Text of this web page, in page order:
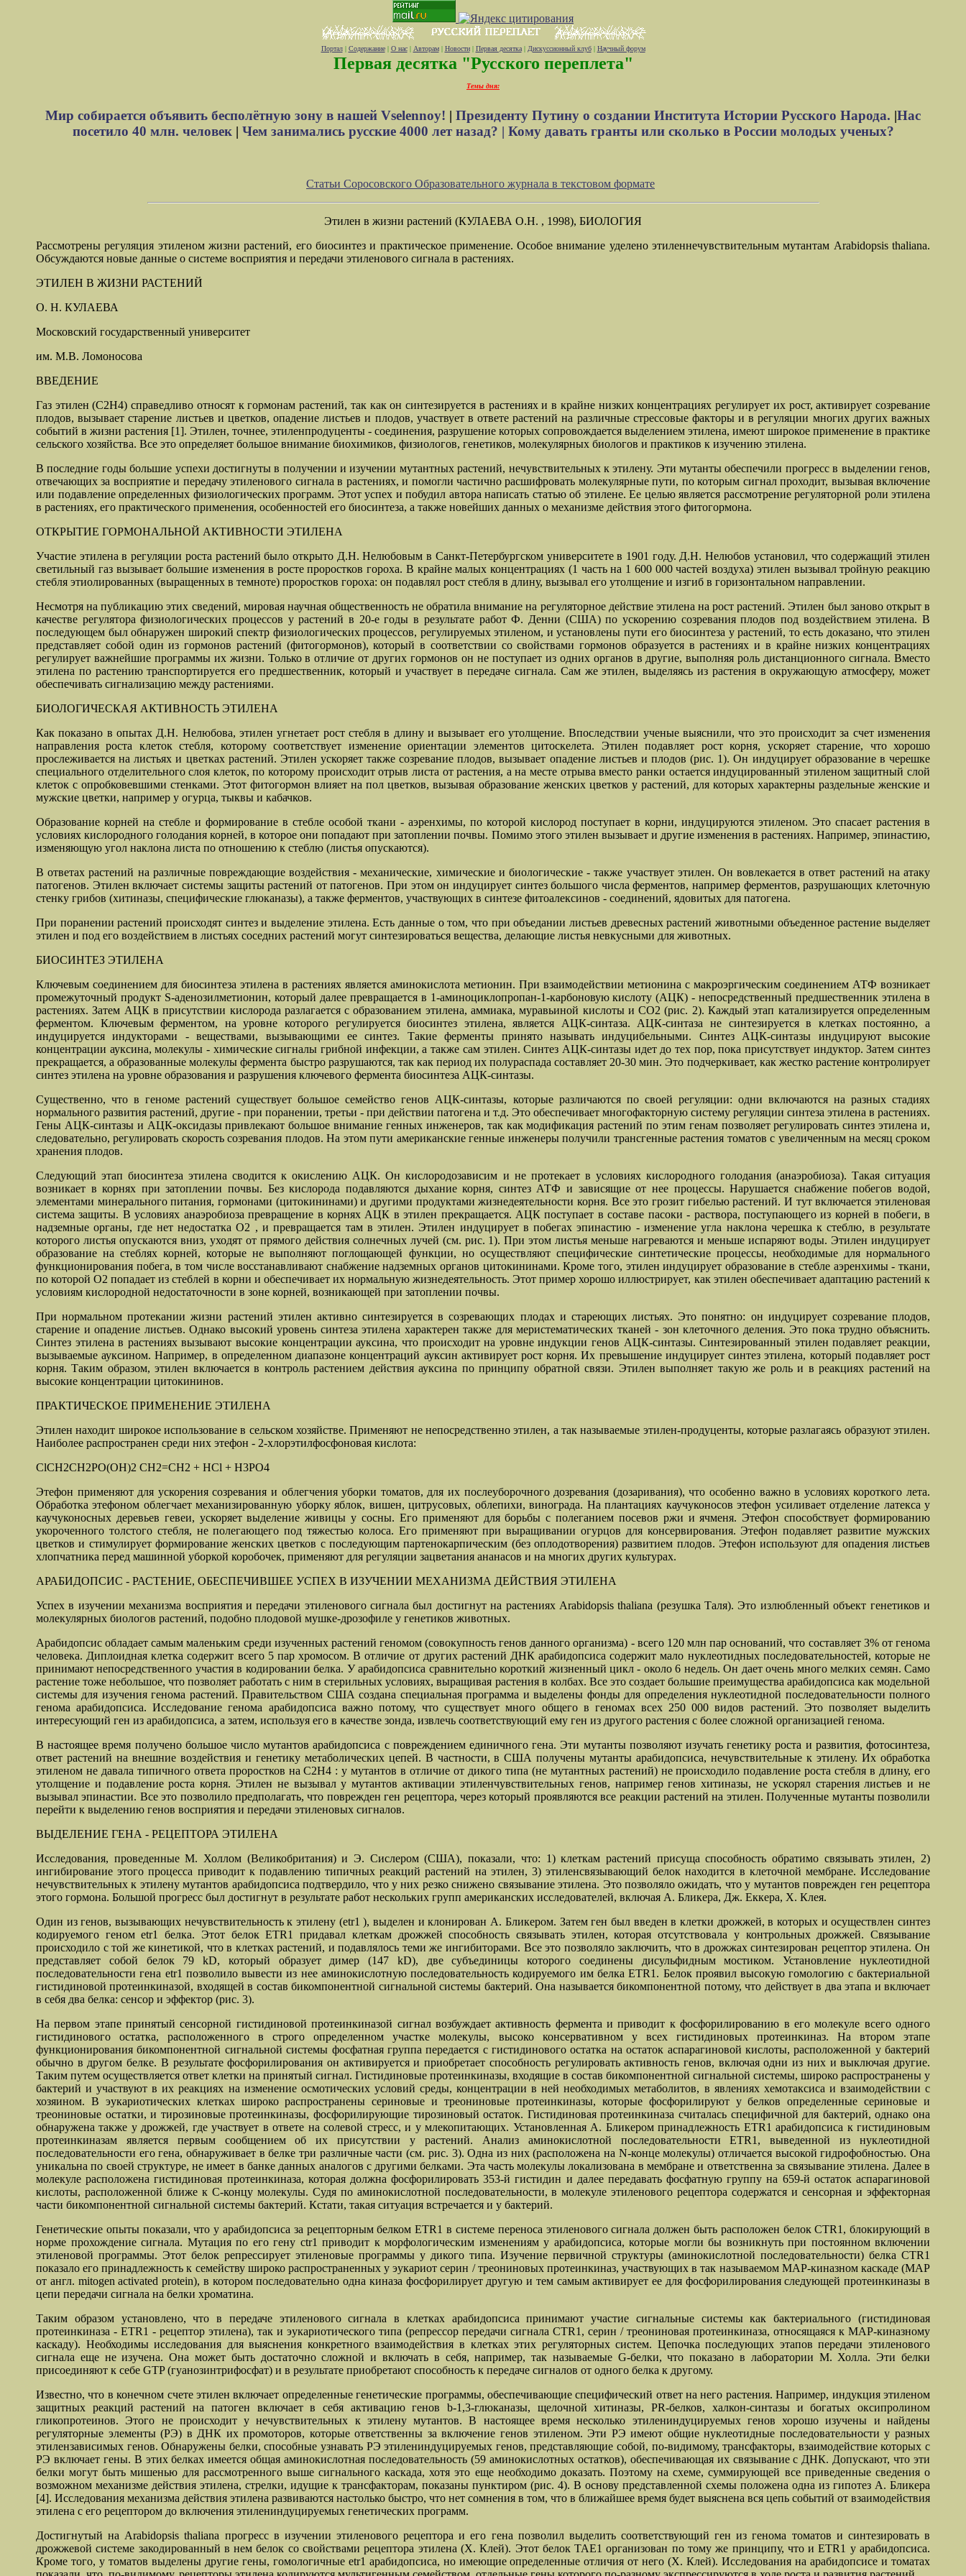
Портал| Содержание| О нас| Авторам| Новости| Первая десятка| Дискуссионный клуб| Научный форум
Первая десятка "Русского переплета"
Темы дня:
Мир собирается объявить бесполётную зону в нашей Vselennoy! | Президенту Путину о создании Института Истории Русского Народа. |Нас
посетило 40 млн. человек| Чем занимались русские 4000 лет назад? | Кому давать гранты или сколько в России молодых ученых?
Статьи Соросовского Образовательного журнала в текстовом формате
Этилен в жизни растений (КУЛАЕВА О.Н. , 1998), БИОЛОГИЯ
Рассмотрены регуляция этиленом жизни растений, его биосинтез и практическое применение. Особое внимание уделено этиленнечувствительным мутантам Arabidopsis thaliana.
Обсуждаются новые данные о системе восприятия и передачи этиленового сигнала в растениях.
ЭТИЛЕН В ЖИЗНИ РАСТЕНИЙ
О. Н. КУЛАЕВА
Московский государственный университет
им. М.В. Ломоносова
ВВЕДЕНИЕ
Газ этилен (С2Н4) справедливо относят к гормонам растений, так как он синтезируется в растениях и в крайне низких концентрациях регулирует их рост, активирует созревание
плодов, вызывает старение листьев и цветков, опадение листьев и плодов, участвует в ответе растений на различные стрессовые факторы и в регуляции многих других важных
событий в жизни растения [1]. Этилен, точнее, этиленпродуценты - соединения, разрушение которых сопровождается выделением этилена, имеют широкое применение в практике
сельского хозяйства. Все это определяет большое внимание биохимиков, физиологов, генетиков, молекулярных биологов и практиков к изучению этилена.
В последние годы большие успехи достигнуты в получении и изучении мутантных растений, нечувствительных к этилену. Эти мутанты обеспечили прогресс в выделении генов,
отвечающих за восприятие и передачу этиленового сигнала в растениях, и помогли частично расшифровать молекулярные пути, по которым сигнал проходит, вызывая включение
или подавление определенных физиологических программ. Этот успех и побудил автора написать статью об этилене. Ее целью является рассмотрение регуляторной роли этилена
в растениях, его практического применения, особенностей его биосинтеза, а также новейших данных о механизме действия этого фитогормона.
ОТКРЫТИЕ ГОРМОНАЛЬНОЙ АКТИВНОСТИ ЭТИЛЕНА
Участие этилена в регуляции роста растений было открыто Д.Н. Нелюбовым в Санкт-Петербургском университете в 1901 году. Д.Н. Нелюбов установил, что содержащий этилен
светильный газ вызывает большие изменения в росте проростков гороха. В крайне малых концентрациях (1 часть на 1 600 000 частей воздуха) этилен вызывал тройную реакцию
стебля этиолированных (выращенных в темноте) проростков гороха: он подавлял рост стебля в длину, вызывал его утолщение и изгиб в горизонтальном направлении.
Несмотря на публикацию этих сведений, мировая научная общественность не обратила внимание на регуляторное действие этилена на рост растений. Этилен был заново открыт в
качестве регулятора физиологических процессов у растений в 20-е годы в результате работ Ф. Денни (США) по ускорению созревания плодов под воздействием этилена. В
последующем был обнаружен широкий спектр физиологических процессов, регулируемых этиленом, и установлены пути его биосинтеза у растений, то есть доказано, что этилен
представляет собой один из гормонов растений (фитогормонов), который в соответствии со свойствами гормонов образуется в растениях и в крайне низких концентрациях
регулирует важнейшие программы их жизни. Только в отличие от других гормонов он не поступает из одних органов в другие, выполняя роль дистанционного сигнала. Вместо
этилена по растению транспортируется его предшественник, который и участвует в передаче сигнала. Сам же этилен, выделяясь из растения в окружающую атмосферу, может
обеспечивать сигнализацию между растениями.
БИОЛОГИЧЕСКАЯ АКТИВНОСТЬ ЭТИЛЕНА
Как показано в опытах Д.Н. Нелюбова, этилен угнетает рост стебля в длину и вызывает его утолщение. Впоследствии ученые выяснили, что это происходит за счет изменения
направления роста клеток стебля, которому соответствует изменение ориентации элементов цитоскелета. Этилен подавляет рост корня, ускоряет старение, что хорошо
прослеживается на листьях и цветках растений. Этилен ускоряет также созревание плодов, вызывает опадение листьев и плодов (рис. 1). Он индуцирует образование в черешке
специального отделительного слоя клеток, по которому происходит отрыв листа от растения, а на месте отрыва вместо ранки остается индуцированный этиленом защитный слой
клеток с опробковевшими стенками. Этот фитогормон влияет на пол цветков, вызывая образование женских цветков у растений, для которых характерны раздельные женские и
мужские цветки, например у огурца, тыквы и кабачков.
Образование корней на стебле и формирование в стебле особой ткани - аэренхимы, по которой кислород поступает в корни, индуцируются этиленом. Это спасает растения в
условиях кислородного голодания корней, в которое они попадают при затоплении почвы. Помимо этого этилен вызывает и другие изменения в растениях. Например, эпинастию,
изменяющую угол наклона листа по отношению к стеблю (листья опускаются).
В ответах растений на различные повреждающие воздействия - механические, химические и биологические - также участвует этилен. Он вовлекается в ответ растений на атаку
патогенов. Этилен включает системы защиты растений от патогенов. При этом он индуцирует синтез большого числа ферментов, например ферментов, разрушающих клеточную
стенку грибов (хитиназы, специфические глюканазы), а также ферментов, участвующих в синтезе фитоалексинов - соединений, ядовитых для патогена.
При поранении растений происходят синтез и выделение этилена. Есть данные о том, что при объедании листьев древесных растений животными объеденное растение выделяет
этилен и под его воздействием в листьях соседних растений могут синтезироваться вещества, делающие листья невкусными для животных.
БИОСИНТЕЗ ЭТИЛЕНА
Ключевым соединением для биосинтеза этилена в растениях является аминокислота метионин. При взаимодействии метионина с макроэргическим соединением АТФ возникает
промежуточный продукт S-аденозилметионин, который далее превращается в 1-аминоциклопропан-1-карбоновую кислоту (АЦК) - непосредственный предшественник этилена в
растениях. Затем АЦК в присутствии кислорода разлагается с образованием этилена, аммиака, муравьиной кислоты и СО2 (рис. 2). Каждый этап катализируется определенным
ферментом. Ключевым ферментом, на уровне которого регулируется биосинтез этилена, является АЦК-синтаза. АЦК-синтаза не синтезируется в клетках постоянно, а
индуцируется индукторами - веществами, вызывающими ее синтез. Такие ферменты принято называть индуцибельными. Синтез АЦК-синтазы индуцируют высокие
концентрации ауксина, молекулы - химические сигналы грибной инфекции, а также сам этилен. Синтез АЦК-синтазы идет до тех пор, пока присутствует индуктор. Затем синтез
прекращается, а образованные молекулы фермента быстро разрушаются, так как период их полураспада составляет 20-30 мин. Это подчеркивает, как жестко растение контролирует
синтез этилена на уровне образования и разрушения ключевого фермента биосинтеза АЦК-синтазы.
Существенно, что в геноме растений существует большое семейство генов АЦК-синтазы, которые различаются по своей регуляции: одни включаются на разных стадиях
нормального развития растений, другие - при поранении, третьи - при действии патогена и т.д. Это обеспечивает многофакторную систему регуляции синтеза этилена в растениях.
Гены АЦК-синтазы и АЦК-оксидазы привлекают большое внимание генных инженеров, так как модификация растений по этим генам позволяет регулировать синтез этилена и,
следовательно, регулировать скорость созревания плодов. На этом пути американские генные инженеры получили трансгенные растения томатов с увеличенным на месяц сроком
хранения плодов.
Следующий этап биосинтеза этилена сводится к окислению АЦК. Он кислородозависим и не протекает в условиях кислородного голодания (анаэробиоза). Такая ситуация
возникает в корнях при затоплении почвы. Без кислорода подавляются дыхание корня, синтез АТФ и зависящие от нее процессы. Нарушается снабжение побегов водой,
элементами минерального питания, гормонами (цитокининами) и другими продуктами жизнедеятельности корня. Все это грозит гибелью растений. И тут включается этиленовая
система защиты. В условиях анаэробиоза превращение в корнях АЦК в этилен прекращается. АЦК поступает в составе пасоки - раствора, поступающего из корней в побеги, в
надземные органы, где нет недостатка О2 , и превращается там в этилен. Этилен индуцирует в побегах эпинастию - изменение угла наклона черешка к стеблю, в результате
которого листья опускаются вниз, уходят от прямого действия солнечных лучей (см. рис. 1). При этом листья меньше нагреваются и меньше испаряют воды. Этилен индуцирует
образование на стеблях корней, которые не выполняют поглощающей функции, но осуществляют специфические синтетические процессы, необходимые для нормального
функционирования побега, в том числе восстанавливают снабжение надземных органов цитокининами. Кроме того, этилен индуцирует образование в стебле аэренхимы - ткани,
по которой О2 попадает из стеблей в корни и обеспечивает их нормальную жизнедеятельность. Этот пример хорошо иллюстрирует, как этилен обеспечивает адаптацию растений к
условиям кислородной недостаточности в зоне корней, возникающей при затоплении почвы.
При нормальном протекании жизни растений этилен активно синтезируется в созревающих плодах и стареющих листьях. Это понятно: он индуцирует созревание плодов,
старение и опадение листьев. Однако высокий уровень синтеза этилена характерен также для меристематических тканей - зон клеточного деления. Это пока трудно объяснить.
Синтез этилена в растениях вызывают высокие концентрации ауксина, что происходит на уровне индукции генов АЦК-синтазы. Синтезированный этилен подавляет реакции,
вызываемые ауксином. Например, в определенном диапазоне концентраций ауксин активирует рост корня. Их превышение индуцирует синтез этилена, который подавляет рост
корня. Таким образом, этилен включается в контроль растением действия ауксина по принципу обратной связи. Этилен выполняет такую же роль и в реакциях растений на
высокие концентрации цитокининов.
ПРАКТИЧЕСКОЕ ПРИМЕНЕНИЕ ЭТИЛЕНА
Этилен находит широкое использование в сельском хозяйстве. Применяют не непосредственно этилен, а так называемые этилен-продуценты, которые разлагаясь образуют этилен.
Наиболее распространен среди них этефон - 2-хлорэтилфосфоновая кислота:
ClCH2CH2PO(OH)2 CH2=CH2 + HСl + H3PO4
Этефон применяют для ускорения созревания и облегчения уборки томатов, для их послеуборочного дозревания (дозаривания), что особенно важно в условиях короткого лета.
Обработка этефоном облегчает механизированную уборку яблок, вишен, цитрусовых, облепихи, винограда. На плантациях каучуконосов этефон усиливает отделение латекса у
каучуконосных деревьев гевеи, ускоряет выделение живицы у сосны. Его применяют для борьбы с полеганием посевов ржи и ячменя. Этефон способствует формированию
укороченного толстого стебля, не полегающего под тяжестью колоса. Его применяют при выращивании огурцов для консервирования. Этефон подавляет развитие мужских
цветков и стимулирует формирование женских цветков с последующим партенокарпическим (без оплодотворения) развитием плодов. Этефон используют для опадения листьев
хлопчатника перед машинной уборкой коробочек, применяют для регуляции зацветания ананасов и на многих других культурах.
АРАБИДОПСИС - РАСТЕНИЕ, ОБЕСПЕЧИВШЕЕ УСПЕХ В ИЗУЧЕНИИ МЕХАНИЗМА ДЕЙСТВИЯ ЭТИЛЕНА
Успех в изучении механизма восприятия и передачи этиленового сигнала был достигнут на растениях Arabidopsis thaliana (резушка Таля). Это излюбленный объект генетиков и
молекулярных биологов растений, подобно плодовой мушке-дрозофиле у генетиков животных.
Арабидопсис обладает самым маленьким среди изученных растений геномом (совокупность генов данного организма) - всего 120 млн пар оснований, что составляет 3% от генома
человека. Диплоидная клетка содержит всего 5 пар хромосом. В отличие от других растений ДНК арабидопсиса содержит мало нуклеотидных последовательностей, которые не
принимают непосредственного участия в кодировании белка. У арабидопсиса сравнительно короткий жизненный цикл - около 6 недель. Он дает очень много мелких семян. Само
растение тоже небольшое, что позволяет работать с ним в стерильных условиях, выращивая растения в колбах. Все это создает большие преимущества арабидопсиса как модельной
системы для изучения генома растений. Правительством США создана специальная программа и выделены фонды для определения нуклеотидной последовательности полного
генома арабидопсиса. Исследование генома арабидопсиса важно потому, что существует много общего в геномах всех 250 000 видов растений. Это позволяет выделить
интересующий ген из арабидопсиса, а затем, используя его в качестве зонда, извлечь соответствующий ему ген из другого растения с более сложной организацией генома.
В настоящее время получено большое число мутантов арабидопсиса с повреждением единичного гена. Эти мутанты позволяют изучать генетику роста и развития, фотосинтеза,
ответ растений на внешние воздействия и генетику метаболических цепей. В частности, в США получены мутанты арабидопсиса, нечувствительные к этилену. Их обработка
этиленом не давала типичного ответа проростков на С2Н4 : у мутантов в отличие от дикого типа (не мутантных растений) не происходило подавление роста стебля в длину, его
утолщение и подавление роста корня. Этилен не вызывал у мутантов активации этиленчувствительных генов, например генов хитиназы, не ускорял старения листьев и не
вызывал эпинастии. Все это позволило предполагать, что поврежден ген рецептора, через который проявляются все реакции растений на этилен. Полученные мутанты позволили
перейти к выделению генов восприятия и передачи этиленовых сигналов.
ВЫДЕЛЕНИЕ ГЕНА - РЕЦЕПТОРА ЭТИЛЕНА
Исследования, проведенные М. Холлом (Великобритания) и Э. Сислером (США), показали, что: 1) клеткам растений присуща способность обратимо связывать этилен, 2)
ингибирование этого процесса приводит к подавлению типичных реакций растений на этилен, 3) этиленсвязывающий белок находится в клеточной мембране. Исследование
нечувствительных к этилену мутантов арабидопсиса подтвердило, что у них резко снижено связывание этилена. Это позволяло ожидать, что у мутантов поврежден ген рецептора
этого гормона. Большой прогресс был достигнут в результате работ нескольких групп американских исследователей, включая А. Бликера, Дж. Еккера, Х. Клея.
Один из генов, вызывающих нечувствительность к этилену (etr1 ), выделен и клонирован А. Бликером. Затем ген был введен в клетки дрожжей, в которых и осуществлен синтез
кодируемого геном etr1 белка. Этот белок ETR1 придавал клеткам дрожжей способность связывать этилен, которая отсутствовала у контрольных дрожжей. Связывание
происходило с той же кинетикой, что в клетках растений, и подавлялось теми же ингибиторами. Все это позволяло заключить, что в дрожжах синтезирован рецептор этилена. Он
представляет собой белок 79 kD, который образует димер (147 kD), две субъединицы которого соединены дисульфидным мостиком. Установление нуклеотидной
последовательности гена etr1 позволило вывести из нее аминокислотную последовательность кодируемого им белка ETR1. Белок проявил высокую гомологию с бактериальной
гистидиновой протеинкиназой, входящей в состав бикомпонентной сигнальной системы бактерий. Она называется бикомпонентной потому, что действует в два этапа и включает
в себя два белка: сенсор и эффектор (рис. 3).
На первом этапе принятый сенсорной гистидиновой протеинкиназой сигнал возбуждает активность фермента и приводит к фосфорилированию в его молекуле всего одного
гистидинового остатка, расположенного в строго определенном участке молекулы, высоко консервативном у всех гистидиновых протеинкиназ. На втором этапе
функционирования бикомпонентной сигнальной системы фосфатная группа передается с гистидинового остатка на остаток аспарагиновой кислоты, расположенной у бактерий
обычно в другом белке. В результате фосфорилирования он активируется и приобретает способность регулировать активность генов, включая одни из них и выключая другие.
Таким путем осуществляется ответ клетки на принятый сигнал. Гистидиновые протеинкиназы, входящие в состав бикомпонентной сигнальной системы, широко распространены у
бактерий и участвуют в их реакциях на изменение осмотических условий среды, концентрации в ней необходимых метаболитов, в явлениях хемотаксиса и взаимодействии с
хозяином. В эукариотических клетках широко распространены сериновые и треониновые протеинкиназы, которые фосфорилируют у белков определенные сериновые и
треониновые остатки, и тирозиновые протеинкиназы, фосфорилирующие тирозиновый остаток. Гистидиновая протеинкиназа считалась специфичной для бактерий, однако она
обнаружена также у дрожжей, где участвует в ответе на солевой стресс, и у млекопитающих. Установленная А. Бликером принадлежность ETR1 арабидопсиса к гистидиновым
протеинкиназам является первым сообщением об их присутствии у растений. Анализ аминокислотной последовательности ETR1, выведенной из нуклеотидной
последовательности его гена, обнаруживает в белке три различные части (см. рис. 3). Одна из них (расположена на N-конце молекулы) отличается высокой гидрофобностью. Она
уникальна по своей структуре, не имеет в банке данных аналогов с другими белками. Эта часть молекулы локализована в мембране и ответственна за связывание этилена. Далее в
молекуле расположена гистидиновая протеинкиназа, которая должна фосфорилировать 353-й гистидин и далее передавать фосфатную группу на 659-й остаток аспарагиновой
кислоты, расположенной ближе к С-концу молекулы. Судя по аминокислотной последовательности, в молекуле этиленового рецептора содержатся и сенсорная и эффекторная
части бикомпонентной сигнальной системы бактерий. Кстати, такая ситуация встречается и у бактерий.
Генетические опыты показали, что у арабидопсиса за рецепторным белком ETR1 в системе переноса этиленового сигнала должен быть расположен белок CTR1, блокирующий в
норме прохождение сигнала. Мутация по его гену ctr1 приводит к морфологическим изменениям у арабидопсиса, которые могли бы возникнуть при постоянном включении
этиленовой программы. Этот белок репрессирует этиленовые программы у дикого типа. Изучение первичной структуры (аминокислотной последовательности) белка CTR1
показало его принадлежность к семейству широко распространенных у эукариот серин / треониновых протеинкиназ, участвующих в так называемом МАР-киназном каскаде (МАР
от англ. mitogen activated protein), в котором последовательно одна киназа фосфорилирует другую и тем самым активирует ее для фосфорилирования следующей протеинкиназы в
цепи передачи сигнала на белки хроматина.
Таким образом установлено, что в передаче этиленового сигнала в клетках арабидопсиса принимают участие сигнальные системы как бактериального (гистидиновая
протеинкиназа - ETR1 - рецептор этилена), так и эукариотического типа (репрессор передачи сигнала CTR1, серин / треониновая протеинкиназа, относящаяся к МАР-киназному
каскаду). Необходимы исследования для выяснения конкретного взаимодействия в клетках этих регуляторных систем. Цепочка последующих этапов передачи этиленового
сигнала еще не изучена. Она может быть достаточно сложной и включать в себя, например, так называемые G-белки, что показано в лаборатории М. Холла. Эти белки
присоединяют к себе GTP (гуанозинтрифосфат) и в результате приобретают способность к передаче сигналов от одного белка к другому.
Известно, что в конечном счете этилен включает определенные генетические программы, обеспечивающие специфический ответ на него растения. Например, индукция этиленом
защитных реакций растений на патоген включает в себя активацию генов b-1,3-глюканазы, щелочной хитиназы, РR-белков, халкон-синтазы и богатых оксипролином
гликопротеинов. Этого не происходит у нечувствительных к этилену мутантов. В настоящее время несколько этилениндуцируемых генов хорошо изучены и найдены
регуляторные элементы (РЭ) в ДНК их промоторов, которые ответственны за включение генов этиленом. Эти РЭ имеют общие нуклеотидные последовательности у разных
этилензависимых генов. Обнаружены белки, способные узнавать РЭ этилениндуцируемых генов, представляющие собой, по-видимому, трансфакторы, взаимодействие которых с
РЭ включает гены. В этих белках имеется общая аминокислотная последовательность (59 аминокислотных остатков), обеспечивающая их связывание с ДНК. Допускают, что эти
белки могут быть мишенью для рассмотренного выше сигнального каскада, хотя это еще необходимо доказать. Поэтому на схеме, суммирующей все приведенные сведения о
возможном механизме действия этилена, стрелки, идущие к трансфакторам, показаны пунктиром (рис. 4). В основу представленной схемы положена одна из гипотез А. Бликера
[4]. Исследования механизма действия этилена развиваются настолько быстро, что нет сомнения в том, что в ближайшее время будет выяснена вся цепь событий от взаимодействия
этилена с его рецептором до включения этилениндуцируемых генетических программ.
Достигнутый на Arabidopsis thaliana прогресс в изучении этиленового рецептора и его гена позволил выделить соответствующий ген из генома томатов и синтезировать в
дрожжевой системе закодированный в нем белок со свойствами рецептора этилена (Х. Клей). Этот белок ТАЕ1 организован по тому же принципу, что и ETR1 у арабидопсиса.
Кроме того, у томатов выделены другие гены, гомологичные etr1 арабидопсиса, но имеющие определенные отличия от него (Х. Клей). Исследования на арабидопсисе и томатах